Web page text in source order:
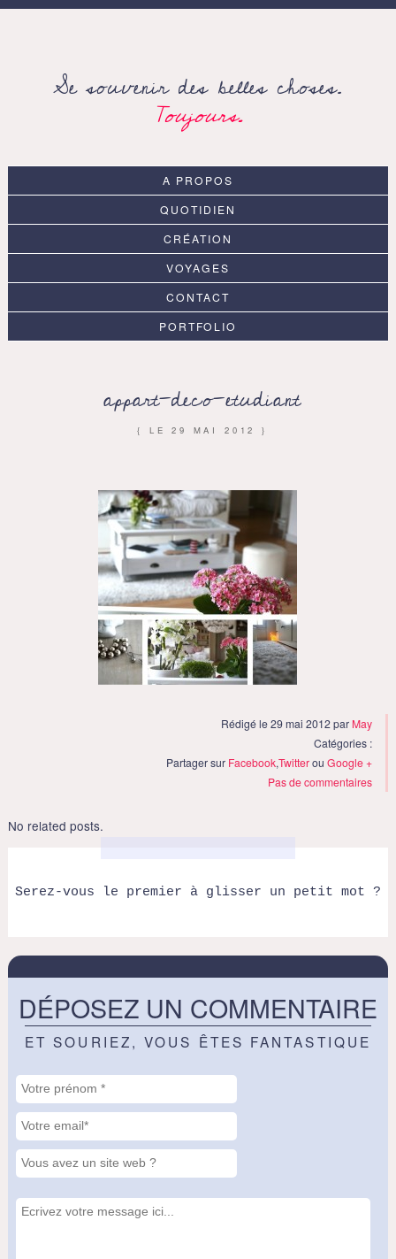
Se souvenir des belles choses.
Toujours.
A PROPOS
QUOTIDIEN
CRÉATION
VOYAGES
CONTACT
PORTFOLIO
appart-deco-etudiant
{ LE29 MAI 2012 }
Rédigé le 29 mai 2012 par May
Catégories :
Partager sur Facebook,TwitterouGoogle +
Pas de commentaires
No related posts.
Serez-vous le premier à glisser un petit mot ?
DÉPOSEZ UN COMMENTAIRE
ET SOURIEZ, VOUS ÊTES FANTASTIQUE